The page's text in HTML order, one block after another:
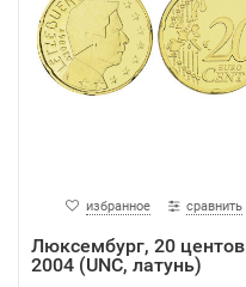
избранное сравнить
Люксембург, 20 центов
2004 (UNC, латунь)